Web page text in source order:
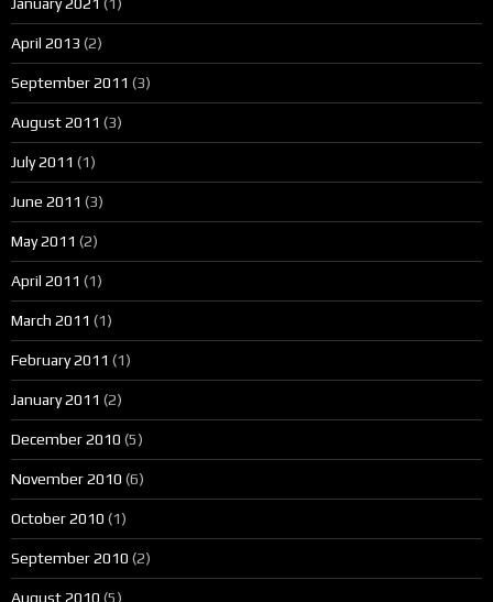
April 2013 (2)
September 2011 (3)
August 2011 (3)
July 2011 (1)
June 2011 (3)
May 2011 (2)
April 2011 (1)
March 2011 (1)
February 2011 (1)
January 2011 (2)
December 2010 (5)
November 2010 (6)
October 2010 (1)
September 2010 (2)
August 2010 (5)